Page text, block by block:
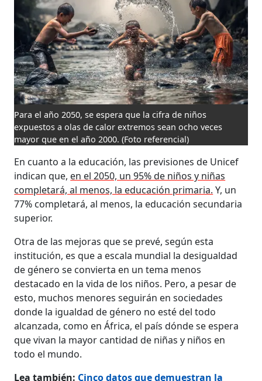
Para el año 2050, se espera que la cifra de niños
expuestos a olas de calor extremos sean ocho veces
mayor que en el año 2000.(Foto referencial)
En cuanto a la educación, las previsiones de Unicef
indican que, en el 2050, un 95% de niños y niñas
completará, al menos, la educación primaria. Y, un
77% completará, al menos, la educación secundaria
superior.
Otra de las mejoras que se prevé, según esta
institución, es que a escala mundial la desigualdad
de género se convierta en un tema menos
destacado en la vida de los niños. Pero, a pesar de
esto, muchos menores seguirán en sociedades
donde la igualdad de género no esté del todo
alcanzada, como en África, el país dónde se espera
que vivan la mayor cantidad de niñas y niños en
todo el mundo.
Lea también: Cinco datos que demuestran la